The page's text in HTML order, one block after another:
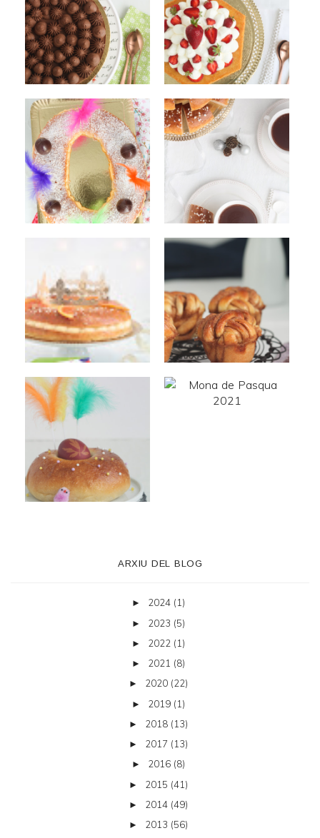
ARXIU DEL BLOG
► 2024 (1)
► 2023 (5)
► 2022 (1)
► 2021 (8)
► 2020 (22)
► 2019 (1)
► 2018 (13)
► 2017 (13)
► 2016 (8)
► 2015 (41)
► 2014 (49)
► 2013 (56)